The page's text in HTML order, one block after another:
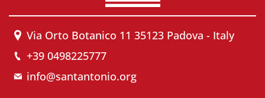
Via Orto Botanico 11 35123 Padova - Italy
+39 0498225777
info@santantonio.org